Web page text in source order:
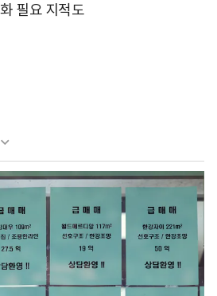
필요 지적도